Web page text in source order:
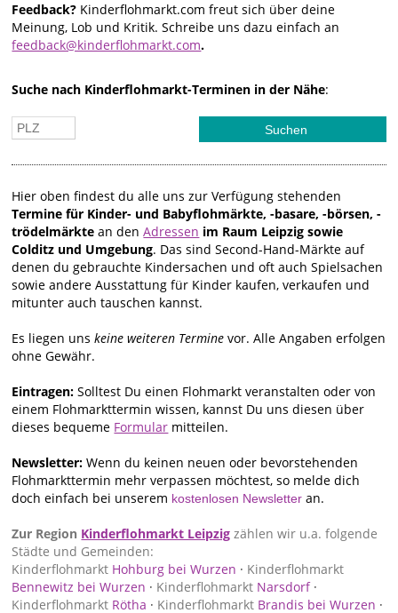
Feedback? Kinderflohmarkt.com freut sich über deine
Meinung, Lob und Kritik. Schreibe uns dazu einfach an
feedback@kinderflohmarkt.com.
Suche nach Kinderflohmarkt-Terminen in der Nähe:
Hier oben findest du alle uns zur Verfügung stehenden
Termine für Kinder- und Babyflohmärkte, -basare, -börsen, -
trödelmärkte an denAdressen im Raum Leipzig sowie
Colditz und Umgebung. Das sind Second-Hand-Märkte auf
denen du gebrauchte Kindersachen und oft auch Spielsachen
sowie andere Ausstattung für Kinder kaufen, verkaufen und
mitunter auch tauschen kannst.
Es liegen unskeine weiteren Termine vor. Alle Angaben erfolgen
ohne Gewähr.
Eintragen:Solltest Du einen Flohmarkt veranstalten oder von
einem Flohmarkttermin wissen, kannst Du uns diesen über
dieses bequeme Formular mitteilen.
Newsletter: Wenn du keinen neuen oder bevorstehenden
Flohmarkttermin mehr verpassen möchtest, so melde dich
doch einfach bei unserem kostenlosen Newsletter an.
Zur Region Kinderflohmarkt Leipzig zählen wir u.a. folgende
Städte und Gemeinden:
Kinderflohmarkt Hohburg bei Wurzen · Kinderflohmarkt
Bennewitz bei Wurzen · Kinderflohmarkt Narsdorf·
Kinderflohmarkt Rötha · Kinderflohmarkt Brandis bei Wurzen ·